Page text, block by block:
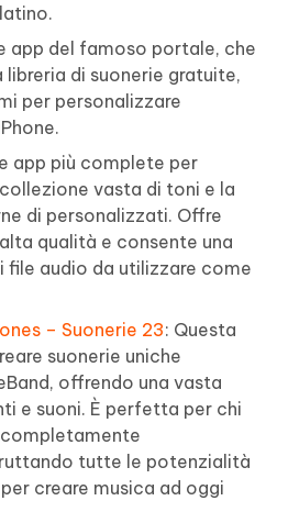
app del famoso portale, che
di suonerie gratuite,
per personalizzare
app più complete per
vasta di toni e la
di personalizzati. Offre
qualità e consente una
file audio da utilizzare come
– Suonerie 23: Questa
suonerie uniche
offrendo una vasta
e suoni. È perfetta per chi
tutte le potenzialità
creare musica ad oggi